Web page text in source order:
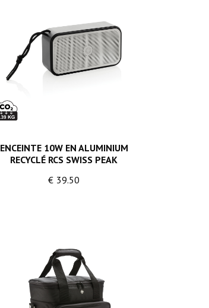
ENCEINTE 10W EN ALUMINIUM
RECYCLÉ RCS SWISS PEAK
€ 39.50